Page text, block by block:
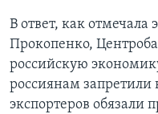
В ответ, как отмечала
Прокопенко,
российскую
россиянам запретили
экспортеров обязали